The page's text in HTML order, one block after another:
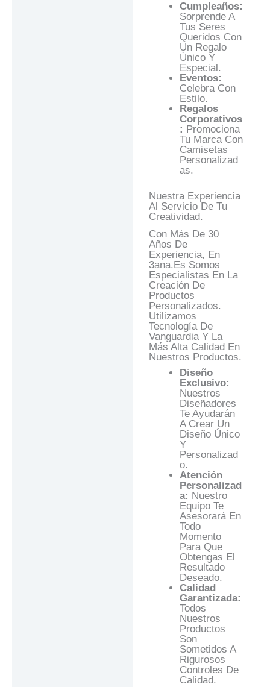
Cumpleaños:
Sorprende A
Tus Seres
Queridos Con
Un Regalo
Único Y
Especial.
Eventos:
Celebra Con
Estilo.
Regalos
Corporativos
: Promociona
Tu Marca Con
Camisetas
Personalizad
As.
Nuestra Experiencia
Al Servicio De Tu
Creatividad.
Con Más De 30
Años De
Experiencia, En
3ana.es Somos
Especialistas En La
Creación De
Productos
Personalizados.
Utilizamos
Tecnología De
Vanguardia Y La
Más Alta Calidad En
Nuestros Productos.
Diseño
Exclusivo:
Nuestros
Diseñadores
Te Ayudarán
A Crear Un
Diseño Único
Y
Personalizad
O.
Atención
Personalizad
A: Nuestro
Equipo Te
Asesorará En
Todo
Momento
Para Que
Obtengas El
Resultado
Deseado.
Calidad
Garantizada:
Todos
Nuestros
Productos
Son
Sometidos A
Rigurosos
Controles De
Calidad.